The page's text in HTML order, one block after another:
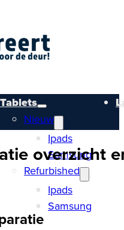
Tablets
Nieuw
Ipads
Samsung
Refurbished
Ipads
Samsung
overzicht